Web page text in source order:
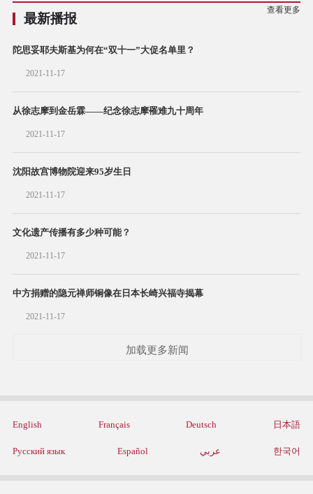
最新播报
查看更多
陀思妥耶夫斯基为何在“双十一”大促名单里？
2021-11-17
从徐志摩到金岳霖——纪念徐志摩罹难九十周年
2021-11-17
沈阳故宫博物院迎来95岁生日
2021-11-17
文化遗产传播有多少种可能？
2021-11-17
中方捐赠的隐元禅师铜像在日本长崎兴福寺揭幕
2021-11-17
加载更多新闻
English Français Deutsch 日本語
Русский язык Español عربي 한국어